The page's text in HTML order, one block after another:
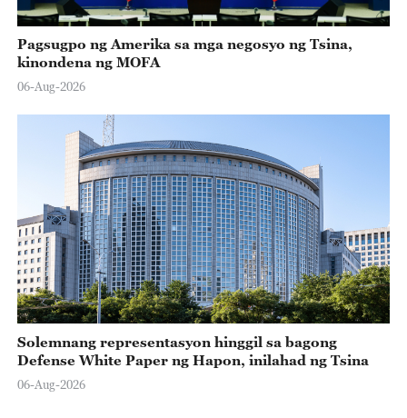
Pagsugpo ng Amerika sa mga negosyo ng Tsina,
kinondena ng MOFA
06-Aug-2026
Solemnang representasyon hinggil sa bagong
Defense White Paper ng Hapon, inilahad ng Tsina
06-Aug-2026